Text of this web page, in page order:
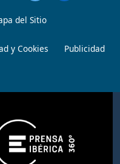
del Sitio
y Cookies Publicidad